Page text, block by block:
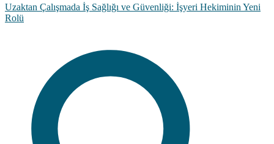
Uzaktan Çalışmada İş Sağlığı ve Güvenliği: İşyeri Hekiminin Yeni
Rolü